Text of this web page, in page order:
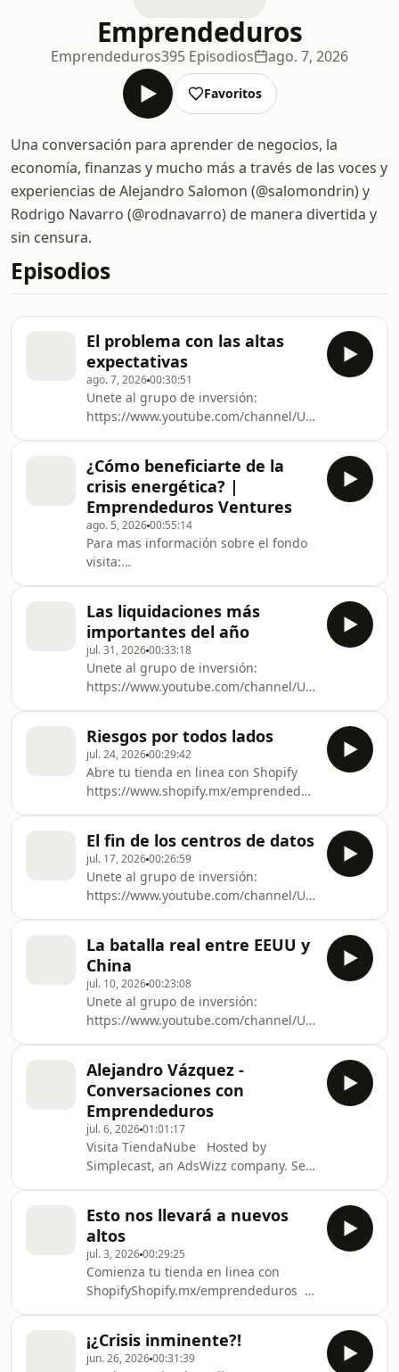
Emprendeduros
Emprendeduros395 Episodios ago. 7, 2026
Favoritos
Una conversación para aprender de negocios, la
economía, finanzas y mucho más a través de las voces y
experiencias de Alejandro Salomon (@salomondrin) y
Rodrigo Navarro (@rodnavarro) de manera divertida y
sin censura.
Episodios
El problema con las altas
expectativas
ago. 7, 202600:30:51
Unete al grupo de inversión:
https://www.youtube.com/channel/UCy5-
Inversionista - El ABC de la Bolsa de
Valores
https://bit.ly/NovatoInversionista
Hosted by Simplecast, an AdsWizz
company. See pcm.adswizz.com for
information about our collection and
use of personal data for advertising.
¿Cómo beneficiarte de la
crisis energética? |
Emprendeduros Ventures
ago. 5, 202600:55:14
Para mas información sobre el fondo
visita:
/ salomondrin Rodrigo:
/ rodnavarro Emprendeduros:
/ losemprendeduros Hosted by
Simplecast, an AdsWizz company. See
pcm.adswizz.com for information
about our collection and use of
personal data for advertising.
Las liquidaciones más
importantes del año
jul. 31, 202600:33:18
Unete al grupo de inversión:
https://www.youtube.com/channel/UCy5-
Inversionista - El ABC de la Bolsa de
Valores
https://bit.ly/NovatoInversionista
Hosted by Simplecast, an AdsWizz
company. See pcm.adswizz.com for
information about our collection and
use of personal data for advertising.
Riesgos por todos lados
jul. 24, 202600:29:42
Abre tu tienda en linea con Shopify
https://www.shopify.mx/emprendeduros
O9CmBVndvL6Kz_BP3-w/join Escucha
mi Audiolibro: De Novato a
Inversionista - El ABC de la Bolsa de
Valores
https://bit.ly/NovatoInversionista
Hosted by Simplecast, an AdsWizz
company. See pcm.adswizz.com for
information about our collection and
use of per
El fin de los centros de datos
jul. 17, 202600:26:59
Unete al grupo de inversión:
https://www.youtube.com/channel/UCy5-
Inversionista - El ABC de la Bolsa de
Valores
https://bit.ly/NovatoInversionista
Hosted by Simplecast, an AdsWizz
company. See pcm.adswizz.com for
information about our collection and
use of personal data for advertising.
La batalla real entre EEUU y
China
jul. 10, 202600:23:08
Unete al grupo de inversión:
https://www.youtube.com/channel/UCy5-
Inversionista - El ABC de la Bolsa de
Valores
https://bit.ly/NovatoInversionista
Hosted by Simplecast, an AdsWizz
company. See pcm.adswizz.com for
information about our collection and
use of personal data for advertising.
Alejandro Vázquez -
Conversaciones con
Emprendeduros
jul. 6, 202601:01:17
Visita TiendaNube Hosted by
Simplecast, an AdsWizz company. See
personal data for advertising.
Esto nos llevará a nuevos
altos
jul. 3, 202600:29:25
Comienza tu tienda en linea con
ShopifyShopify.mx/emprendeduros
O9CmBVndvL6Kz_BP3-w/join Escucha
mi Audiolibro: De Novato a
¡¿Crisis inminente?!
jun. 26, 202600:31:39